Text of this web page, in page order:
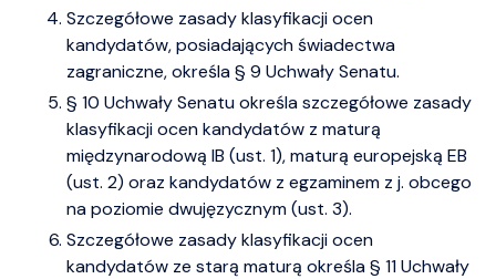
Szczegółowe zasady klasyfikacji ocen
kandydatów, posiadających świadectwa
zagraniczne, określa § 9 Uchwały Senatu.
§ 10 Uchwały Senatu określa szczegółowe zasady
klasyfikacji ocen kandydatów z maturą
międzynarodową IB (ust. 1), maturą europejską EB
(ust. 2) oraz kandydatów z egzaminem z j. obcego
na poziomie dwujęzycznym (ust. 3).
Szczegółowe zasady klasyfikacji ocen
kandydatów ze starą maturą określa § 11 Uchwały